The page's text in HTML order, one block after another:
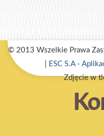
© 2013 Wszelkie Prawa
ESC S.A-
Zdjęcie w